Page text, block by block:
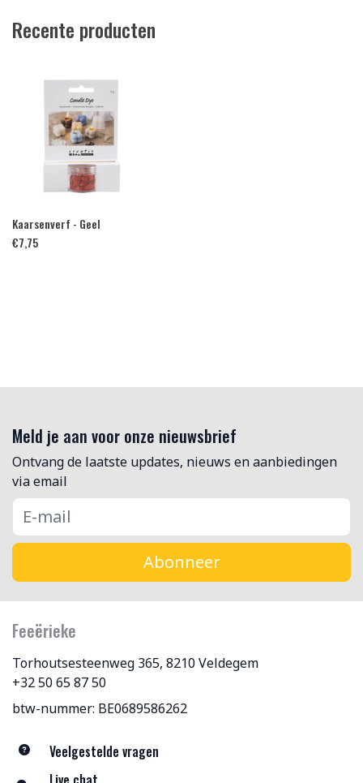
Recente producten
Kaarsenverf - Geel
€7,75
Meld je aan voor onze nieuwsbrief
Ontvang de laatste updates, nieuws en aanbiedingen
via email
Abonneer
Feeërieke
Torhoutsesteenweg 365, 8210 Veldegem
+32 50 65 87 50
btw-nummer: BE0689586262
Veelgestelde vragen